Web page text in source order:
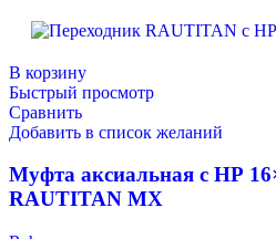
В корзину
Быстрый просмотр
Сравнить
Добавить в список желаний
Муфта аксиальная с НР
RAUTITAN MX